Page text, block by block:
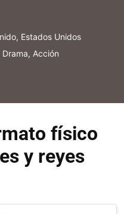
Estados Unidos
Drama, Acción
físico
y reyes